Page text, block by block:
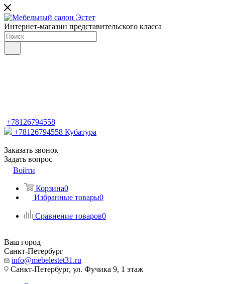
Интернет-магазин представительского класса
+78126794558
+78126794558 Кубатура
Заказать звонок
Задать вопрос
Войти
Корзина0
Избранные товары0
Сравнение товаров0
Ваш город
Санкт-Петербург
info@mebelestet31.ru
Санкт-Петербург, ул. Фучика 9, 1 этаж